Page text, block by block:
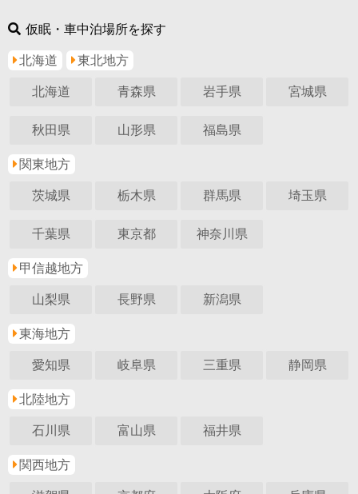
仮眠・車中泊場所を探す
北海道 東北地方
北海道 青森県 岩手県 宮城県
秋田県 山形県 福島県
関東地方
茨城県 栃木県 群馬県 埼玉県
千葉県 東京都 神奈川県
甲信越地方
山梨県 長野県 新潟県
東海地方
愛知県 岐阜県 三重県 静岡県
北陸地方
石川県 富山県 福井県
関西地方